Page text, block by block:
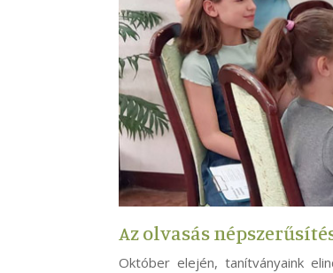
Az olvasás
Október elején, tanítványaink